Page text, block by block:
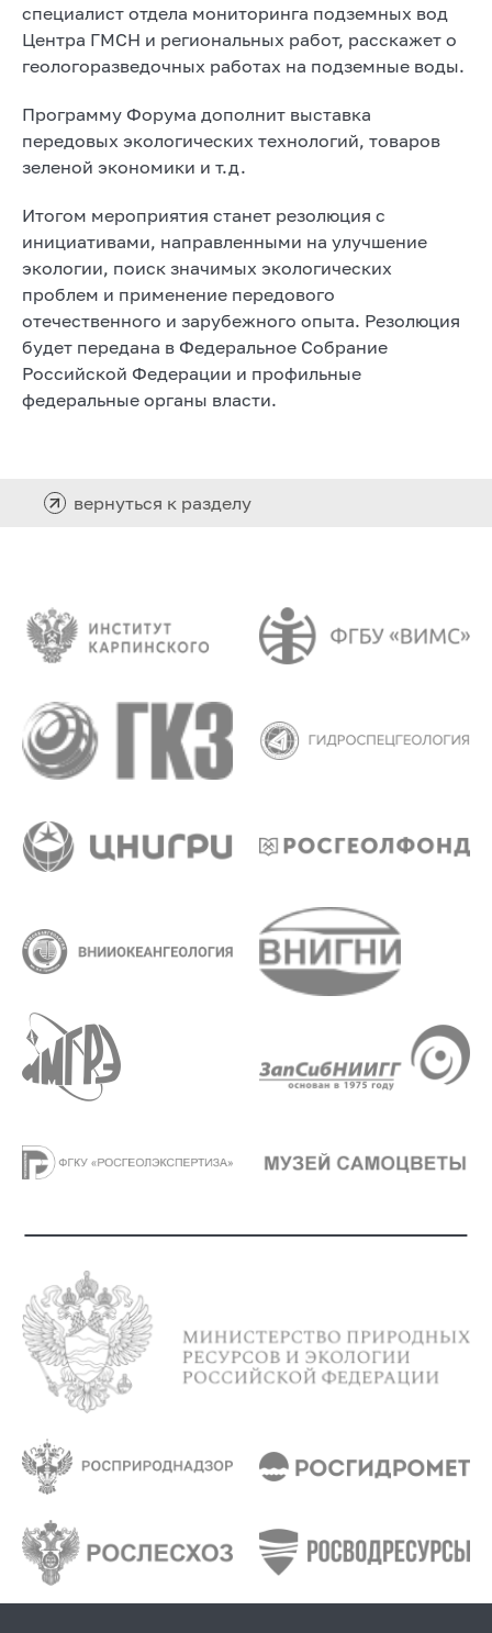
специалист отдела мониторинга подземных вод
Центра ГМСН и региональных работ, расскажет о
геологоразведочных работах на подземные воды.
Программу Форума дополнит выставка
передовых экологических технологий, товаров
зеленой экономики и т.д.
Итогом мероприятия станет резолюция с
инициативами, направленными на улучшение
экологии, поиск значимых экологических
проблем и применение передового
отечественного и зарубежного опыта. Резолюция
будет передана в Федеральное Собрание
Российской Федерации и профильные
федеральные органы власти.
вернуться к разделу